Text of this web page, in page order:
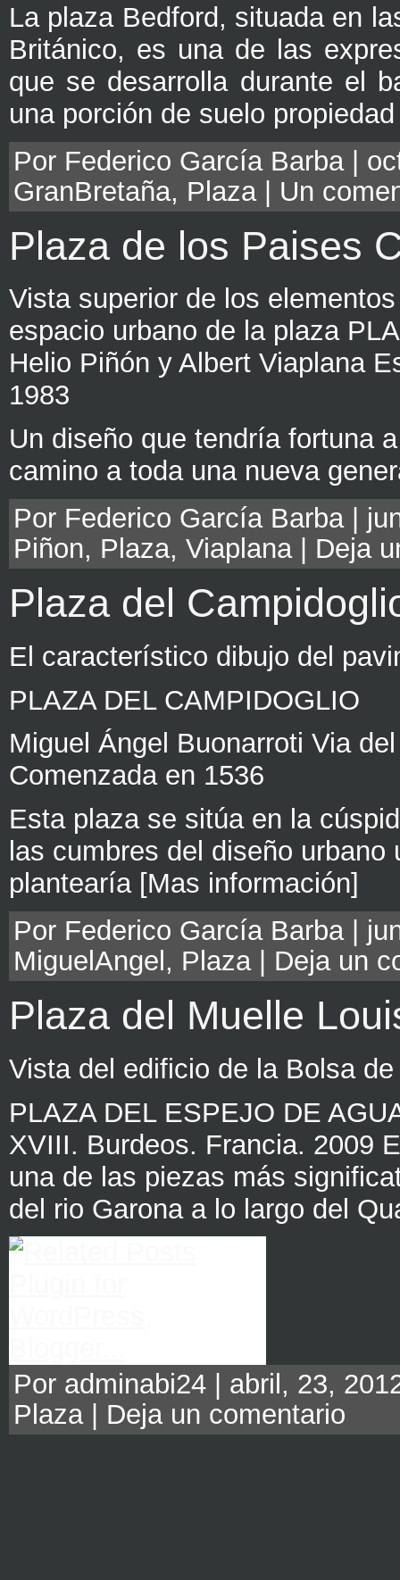
La plaza Bedford, situada en
Británico, es una de las
que se desarrolla durante el
una porción de suelo
Por Federico García Barba |
GranBretaña, Plaza| Un
Plaza de los Paises
Vista superior de los
espacio urbano de la plaza
Helio Piñón y Albert Viaplana
1983
Un diseño que tendría fortuna
camino a toda una nueva
Por Federico García Barba |
Piñon, Plaza, Viaplana| Deja
Plaza del
El característico dibujo del
PLAZA DEL CAMPIDOGLIO
Miguel Ángel Buonarroti Via
Comenzada en 1536
Esta plaza se sitúa en la
las cumbres del diseño
plantearía [Mas información]
Por Federico García Barba |
MiguelAngel , Plaza| Deja un
Plaza del Muelle
Vista del edificio de la Bolsa
PLAZA DEL ESPEJO DE
XVIII. Burdeos. Francia. 2009
una de las piezas más
del rio Garona a lo largo del
Por adminabi24 | abril, 23,
Plaza| Deja un comentario